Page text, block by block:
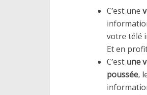
C’est une
votre télé
Et en
C’est une
poussée,